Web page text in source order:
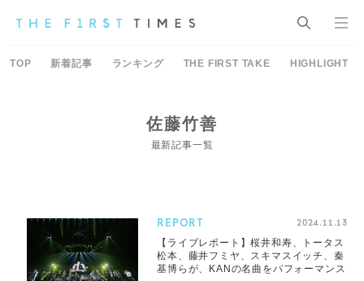
TOP 新着記事 ランキング THE FIRST TAKE HIGHLIGHT
佐藤竹善
最新記事一覧
REPORT 2024.11.13
【ライブレポート】桜井和寿、トータス
松本、藤井フミヤ、スキマスイッチ、秦
基博らが、KANの名曲をパフォーマンス